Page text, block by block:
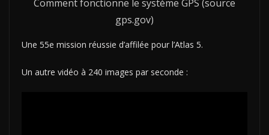
Comment fonctionne le système GPS (source
gps.gov)
Une 55e mission réussie d’affilée pour l’Atlas 5.
Un autre vidéo à 240 images par seconde :